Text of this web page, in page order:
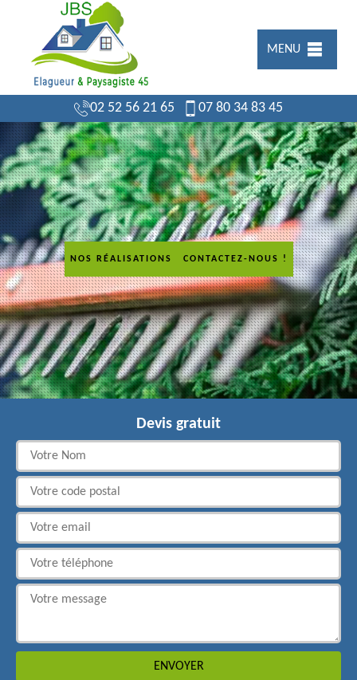
MENU
02 52 56 21 65 07 80 34 83 45
NOS RÉALISATIONS CONTACTEZ-NOUS !
Devis gratuit